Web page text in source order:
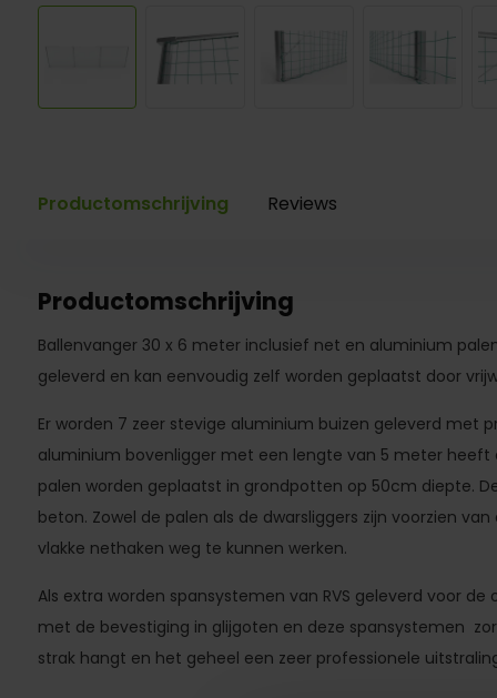
Productomschrijving Reviews
Productomschrijving
Ballenvanger 30 x 6 meter inclusief net en aluminium
geleverd en kan eenvoudig zelf worden geplaatst door
Er worden 7 zeer stevige aluminium buizen geleverd met
aluminium bovenligger met een lengte van 5 meter heeft
palen worden geplaatst in grondpotten op 50cm diepte.
beton. Zowel de palen als de dwarsliggers zijn voorzien
vlakke nethaken weg te kunnen werken.
Als extra worden spansystemen van RVS geleverd voor de
met de bevestiging in glijgoten en deze spansystemen
strak hangt en het geheel een zeer professionele